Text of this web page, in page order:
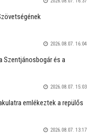
2026.08.07. 16:04
Szentjánosbogár és a
2026.08.07. 15:03
emlékeztek a repülős
2026.08.07. 13:17